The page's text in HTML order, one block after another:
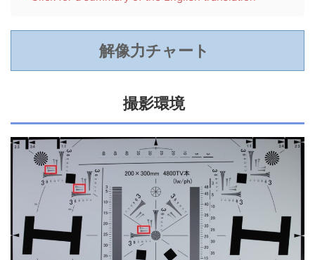
解像力チャート
撮影環境